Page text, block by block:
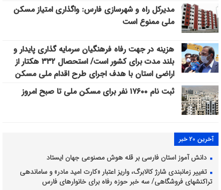
مدیرکل راه و شهرسازی فارس: واگذاری امتیاز مسکن
ملی ممنوع است
هزینه در جهت رفاه فرهنگیان سرمایه گذاری پایدار و
بلند مدت برای کشور است/ استحصال ۳۳۲ هکتار از
اراضی استان با هدف اجرای طرح اقدام ملی مسکن
ثبت نام ۱۷۶۰۰ نفر برای مسکن ملی تا صبح امروز
آخرین 20 خبر
دانش آموز استان فارسی بر قله هوش مصنوعی جهان ایستاد
تغییر زمانبندی شارژ کالابرگ، واریز اعتبار «کارت امید مادر» و ساماندهی
تراکنشهای فروشگاهی/ سه خبر حوزه رفاه برای خانوارهای فارس